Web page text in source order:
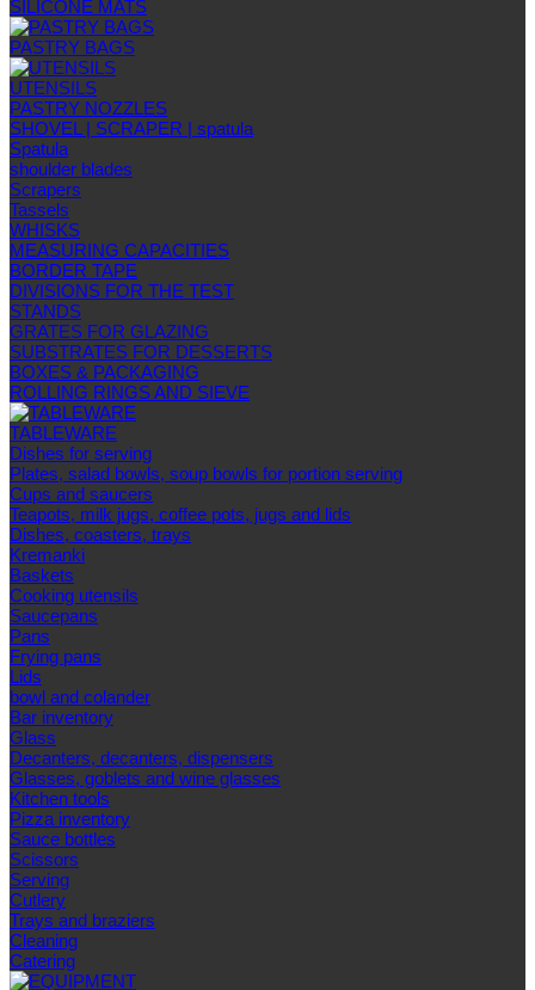
SILICONE MATS
PASTRY BAGS
UTENSILS
PASTRY NOZZLES
SHOVEL | SCRAPER | spatula
Spatula
shoulder blades
Scrapers
Tassels
WHISKS
MEASURING CAPACITIES
BORDER TAPE
DIVISIONS FOR THE TEST
STANDS
GRATES FOR GLAZING
SUBSTRATES FOR DESSERTS
BOXES & PACKAGING
ROLLING RINGS AND SIEVE
TABLEWARE
Dishes for serving
Plates, salad bowls, soup bowls for portion serving
Cups and saucers
Teapots, milk jugs, coffee pots, jugs and lids
Dishes, coasters, trays
Kremanki
Baskets
Cooking utensils
Saucepans
Pans
Frying pans
Lids
bowl and colander
Bar inventory
Glass
Decanters, decanters, dispensers
Glasses, goblets and wine glasses
Kitchen tools
Pizza inventory
Sauce bottles
Scissors
Serving
Cutlery
Trays and braziers
Сleaning
Catering